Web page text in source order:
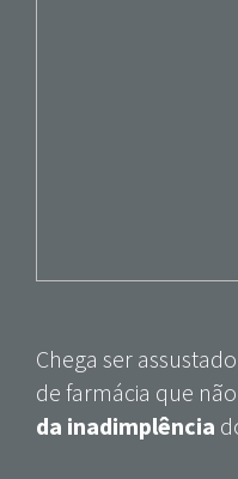
Chega ser
de farmácia que
da inadimplência